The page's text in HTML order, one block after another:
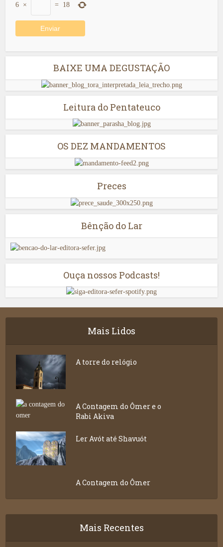
6 × = 18
BAIXE UMA DEGUSTAÇÃO
Leitura do Pentateuco
OS DEZ MANDAMENTOS
Preces
Bênção do Lar
Ouça nossos Podcasts!
Mais Lidos
A torre do relógio
A Contagem do Ômer e o
Rabi Akiva
Ler Avót até Shavuót
A Contagem do Ômer
Mais Recentes